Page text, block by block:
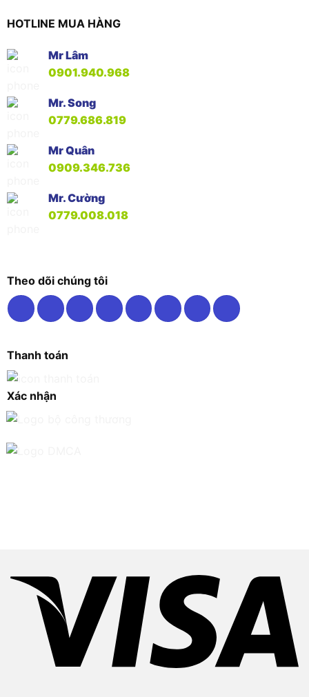
HOTLINE MUA HÀNG
Mr Lâm
0901.940.968
Mr. Song
0779.686.819
Mr Quân
0909.346.736
Mr. Cường
0779.008.018
Theo dõi chúng tôi
Thanh toán
Xác nhận